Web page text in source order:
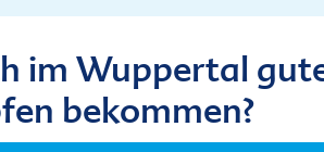
im Wuppertal
bekommen?